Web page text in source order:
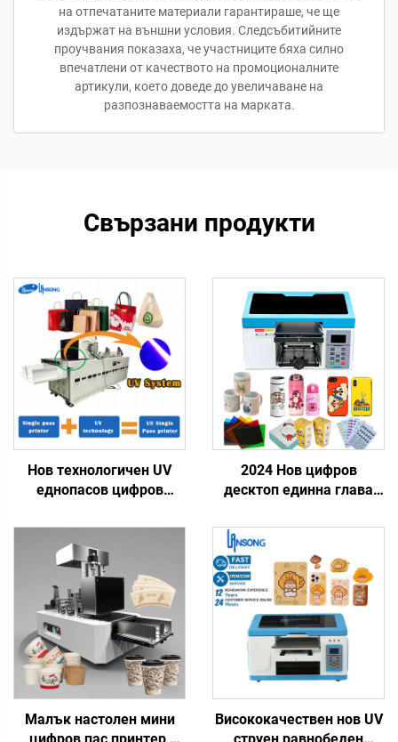
на отпечатаните материали гарантираше, че ще
издържат на външни условия. Следсъбитийните
проучвания показаха, че участниците бяха силно
впечатлени от качеството на промоционалните
артикули, което доведе до увеличаване на
разпознаваемостта на марката.
Свързани продукти
Нов технологичен UV
еднопасов цифров
пластмасови торбички,
подаръчни торби,
пластмасови кутии,
хартия за изкуство,
брошури, списания с
еднопасов печат
2024 Нов цифров
десктоп единна глава
20x30cm A4 UV плосък
принтер за телефонни
кутии етикети акрил
стъкло
Малък настолен мини
цифров пас принтер,
Висококачествен нов UV
струен равнобеден